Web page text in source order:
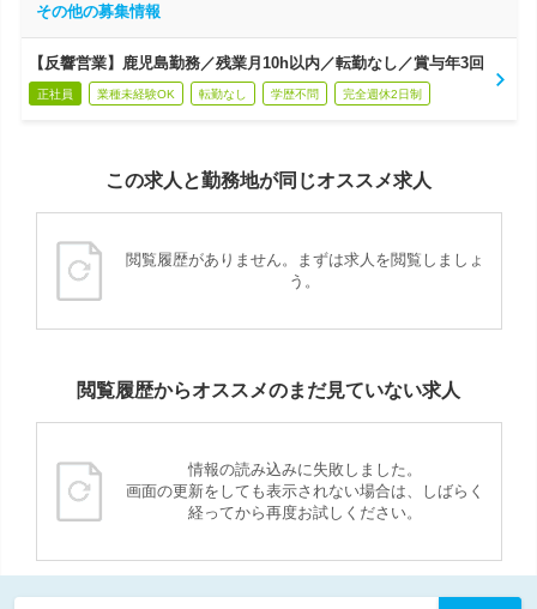
その他の募集情報
【反響営業】鹿児島勤務／残業月10h以内／転勤なし／賞与年3回
正社員 業種未経験OK 転勤なし 学歴不問 完全週休2日制
この求人と勤務地が同じオススメ求人
閲覧履歴がありません。まずは求人を閲覧しましょ
う。
閲覧履歴からオススメのまだ見ていない求人
情報の読み込みに失敗しました。
画面の更新をしても表示されない場合は、しばらく
経ってから再度お試しください。